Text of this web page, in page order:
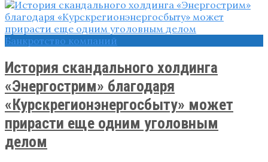
Банкротство компаний
История скандального холдинга
«Энергострим» благодаря
«Курскрегионэнергосбыту» может
прирасти еще одним уголовным
делом